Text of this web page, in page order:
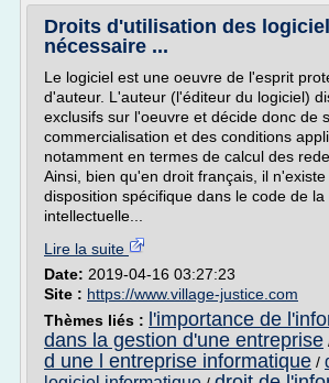
Droits d'utilisation des
nécessaire ...
Le logiciel est une oeuvre de l'esprit
d'auteur. L'auteur (l'éditeur du logiciel)
exclusifs sur l'oeuvre et décide donc de
commercialisation et des conditions
notamment en termes de calcul des
Ainsi, bien qu'en droit français, il
disposition spécifique dans le code de
intellectuelle...
Lire la suite
Date: 2019-04-16 03:27:23
Site : https://www.village-justice.com
Thèmes liés :
l'importance de
dans la gestion d'une entreprise
d une l entreprise informatique /